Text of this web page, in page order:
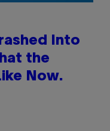
Into
the
Now.